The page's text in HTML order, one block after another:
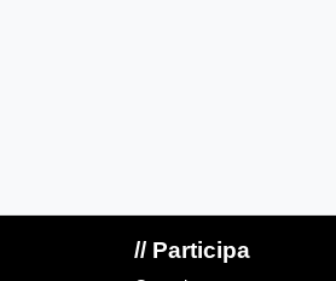
// Participa